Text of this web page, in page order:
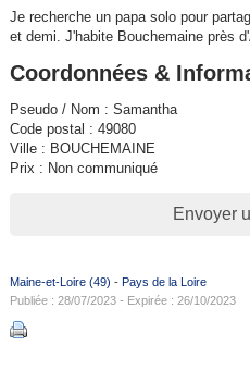
Je recherche un papa solo pour
et demi. J'habite Bouchemaine près
Coordonnées &
Pseudo / Nom : Samantha
Code postal : 49080
Ville : BOUCHEMAINE
Prix : Non communiqué
Envoyer
Maine-et-Loire (49) - Pays de la Loire
Publiée : 28/07/2023 - Expirée : 26/10/2023